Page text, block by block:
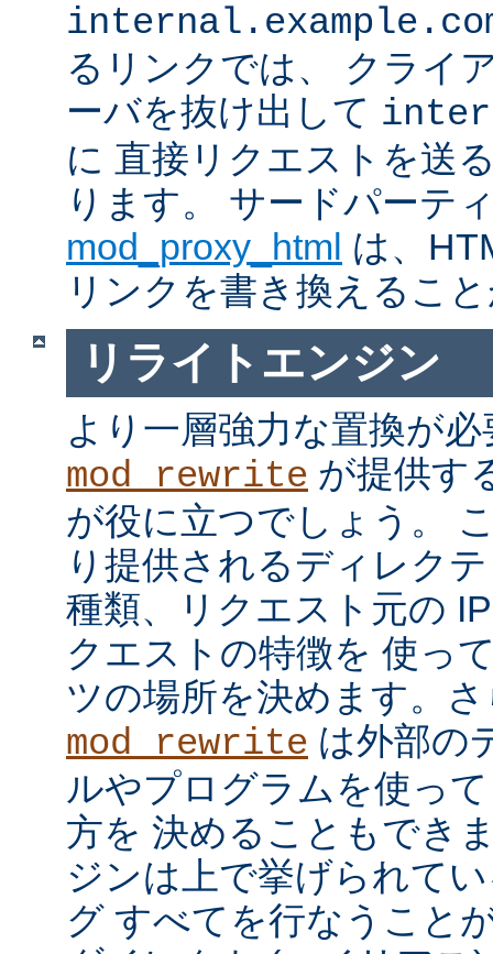
るリンクでは、 クライ
ーバを抜け出して
に 直接リクエストを送
ります。 サードパーテ
mod_proxy_html は、
リンクを書き換えるこ
リライトエンジン
より一層強力な置換が
mod_rewrite が提供す
が役に立つでしょう。
り提供されるディレク
種類、リクエスト元の
クエストの特徴を 使っ
ツの場所を決めます。
mod_rewrite は外部の
ルやプログラムを使っ
方を 決めることもでき
ジンは上で挙げられて
グ すべてを行なうこと